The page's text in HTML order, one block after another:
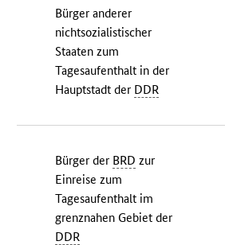
Bürger anderer
nichtsozialistischer
Staaten zum
Tagesaufenthalt in der
Hauptstadt der DDR
Bürger der BRD zur
Einreise zum
Tagesaufenthalt im
grenznahen Gebiet der
DDR